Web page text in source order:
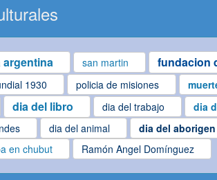
argentina san martin fundacion
1930 policia de misiones
dia del libro dia del trabajo dia
dia del animal dia del aborigen
en chubut Ramón Angel Domínguez